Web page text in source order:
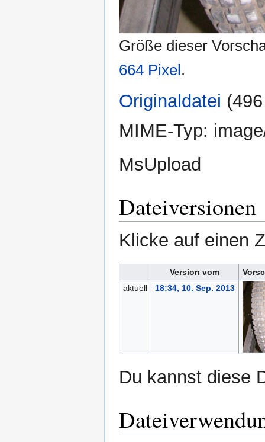
Größe dieser
664 Pixel.
Originaldatei
MIME-Typ:
MsUpload
Dateiversionen
Klicke auf einen
Version vom
aktuell
18:34, 10. Sep. 2013
Du kannst diese